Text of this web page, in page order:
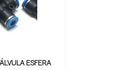
ESFERA